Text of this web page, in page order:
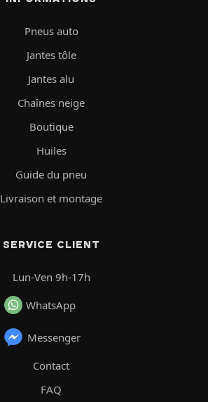
Pneus auto
Jantes tôle
Jantes alu
Chaînes neige
Boutique
Huiles
Guide du pneu
Livraison et montage
SERVICE CLIENT
Lun-Ven 9h-17h
WhatsApp
Messenger
Contact
FAQ